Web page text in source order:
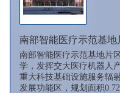
南部智能医疗示范基地
南部智能医疗示范基地片
学，发挥交大医疗机器人
重大科技基础设施服务辐
发展功能区，规划面积